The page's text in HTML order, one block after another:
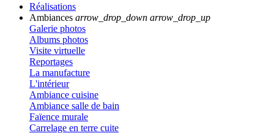
Réalisations
Ambiances arrow_drop_down arrow_drop_up
Galerie photos
Albums photos
Visite virtuelle
Reportages
La manufacture
L'intérieur
Ambiance cuisine
Ambiance salle de bain
Faïence murale
Carrelage en terre cuite